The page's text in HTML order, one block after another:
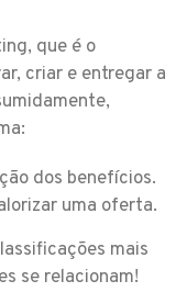
que é o
criar e entregar a
dos benefícios.
uma oferta.
mais
se relacionam!